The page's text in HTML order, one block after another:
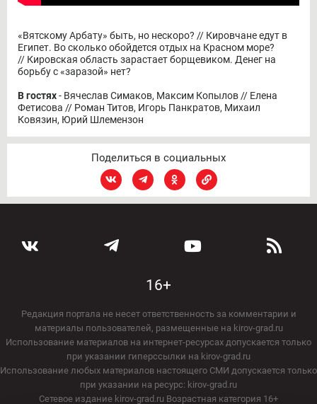
«Вятскому Арбату» быть, но нескоро? // Кировчане едут в
Египет. Во сколько обойдется отдых на Красном море?
// Кировская область зарастает борщевиком. Денег на
борьбу с «заразой» нет?
В гостях- Вячеслав Симаков, Максим Копылов // Елена
Фетисова // Роман Титов, Игорь Панкратов, Михаил
Ковязин, Юрий Шлемензон
Поделиться в социальных
16+
Редакция портала не несет ответственность за комментарии и
материалы пользователей, размещенные на kirov-grad.ru
Использование материалов на интернет-ресурсах допускается только
при указании гиперссылки на kirov-grad.ru
Использование любых материалов настоящего СМИ допускается только
при указании на ресурс: kirov-grad.ru
Сетевое издание kirov-grad.ru Возрастная категория 16+